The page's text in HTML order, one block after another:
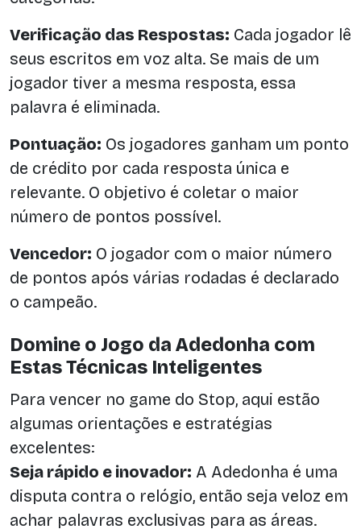
Verificação das Respostas: Cada jogador lê
seus escritos em voz alta. Se mais de um
jogador tiver a mesma resposta, essa
palavra é eliminada.
Pontuação: Os jogadores ganham um ponto
de crédito por cada resposta única e
relevante. O objetivo é coletar o maior
número de pontos possível.
Vencedor: O jogador com o maior número
de pontos após várias rodadas é declarado
o campeão.
Domine o Jogo da Adedonha com
Estas Técnicas Inteligentes
Para vencer no game do Stop, aqui estão
algumas orientações e estratégias
excelentes:
Seja rápido e inovador: A Adedonha é uma
disputa contra o relógio, então seja veloz em
achar palavras exclusivas para as áreas.